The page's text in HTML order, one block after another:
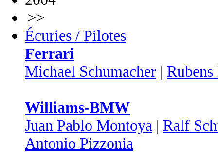
>>
Écuries / Pilotes
Ferrari
Michael Schumacher |
Williams-BMW
Juan Pablo Montoya | Ralf
Antonio Pizzonia